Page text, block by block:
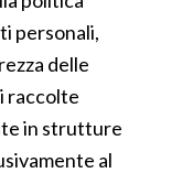
personali,
delle
raccolte
in strutture
al